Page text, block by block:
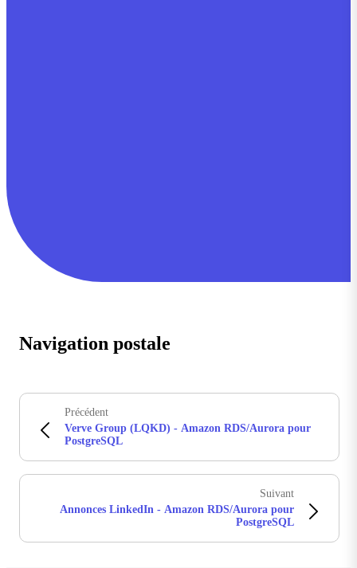
Navigation postale
Précédent
Verve Group (LQKD) - Amazon RDS/Aurora pour
PostgreSQL
Suivant
Annonces LinkedIn - Amazon RDS/Aurora pour
PostgreSQL